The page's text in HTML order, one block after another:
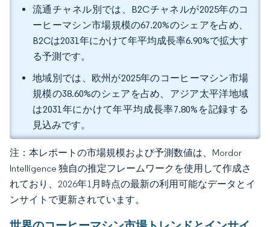
流通チャネル別では、B2Cチャネルが2025年のコ
ーヒーマシン市場規模の67.20%のシェアを占め、
B2Cは2031年にかけて年平均成長率6.90%で拡大す
る予測です。
地域別では、欧州が2025年のコーヒーマシン市場
規模の38.60%のシェアを占め、アジア太平洋地域
は2031年にかけて年平均成長率7.80%を記録する
見込みです。
注：本レポートの市場規模および予測数値は、Mordor
Intelligence 独自の推定フレームワークを使用して作成さ
れており、2026年1月時点の最新の利用可能なデータとイ
ンサイトで更新されています。